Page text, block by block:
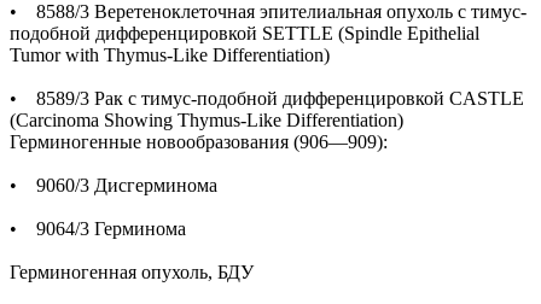
• 8588/3 Веретеноклеточная эпителиальная опухоль с тимус-
подобной дифференцировкой SETTLE (Spindle Epithelial
Tumor with Thymus-Like Differentiation)
• 8589/3 Рак с тимус-подобной дифференцировкой CASTLE
(Carcinoma Showing Thymus-Like Differentiation)
Герминогенные новообразования (906—909):
• 9060/3 Дисгерминома
• 9064/3 Герминома
Герминогенная опухоль, БДУ